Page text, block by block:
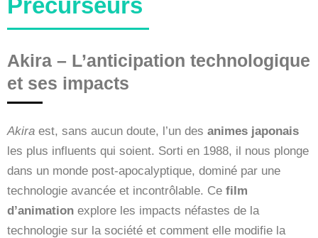
Akira – L’anticipation technologique
et ses impacts
Akira est, sans aucun doute, l’un des animes japonais
les plus influents qui soient. Sorti en 1988, il nous plonge
dans un monde post-apocalyptique, dominé par une
technologie avancée et incontrôlable. Ce film
d’animation explore les impacts néfastes de la
technologie sur la société et comment elle modifie la